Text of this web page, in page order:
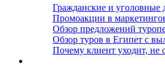
Гражданские и уголовные
Промоакции в
Обзор предложений
Обзор туров в Египет с
Почему клиент уходит, не